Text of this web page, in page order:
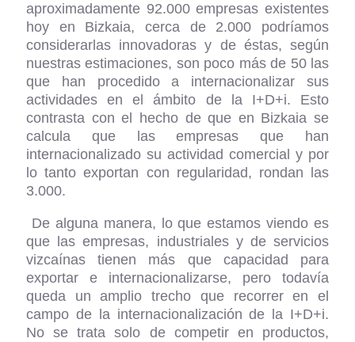
aproximadamente 92.000 empresas existentes
hoy en Bizkaia, cerca de 2.000 podríamos
considerarlas innovadoras y de éstas, según
nuestras estimaciones, son poco más de 50 las
que han procedido a internacionalizar sus
actividades en el ámbito de la I+D+i. Esto
contrasta con el hecho de que en Bizkaia se
calcula que las empresas que han
internacionalizado su actividad comercial y por
lo tanto exportan con regularidad, rondan las
3.000.
De alguna manera, lo que estamos viendo es
que las empresas, industriales y de servicios
vizcaínas tienen más que capacidad para
exportar e internacionalizarse, pero todavía
queda un amplio trecho que recorrer en el
campo de la internacionalización de la I+D+i.
No se trata solo de competir en productos,